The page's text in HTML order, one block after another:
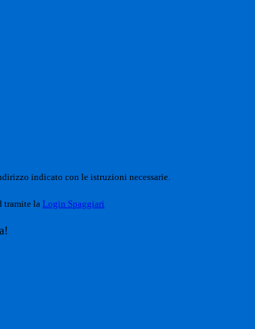
indicato con le istruzioni necessarie.
tramite la Login Spaggiari